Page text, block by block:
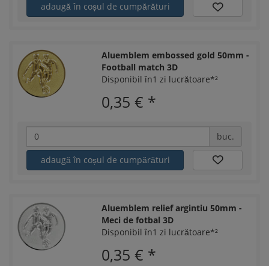
adaugă în coșul de cumpărături
Aluemblem embossed gold 50mm -
Football match 3D
Disponibil în1 zi lucrătoare*²
0,35 € *
buc.
adaugă în coșul de cumpărături
Aluemblem relief argintiu 50mm -
Meci de fotbal 3D
Disponibil în1 zi lucrătoare*²
0,35 € *